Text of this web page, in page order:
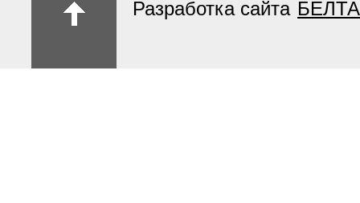
Разработка сайта БЕЛТА